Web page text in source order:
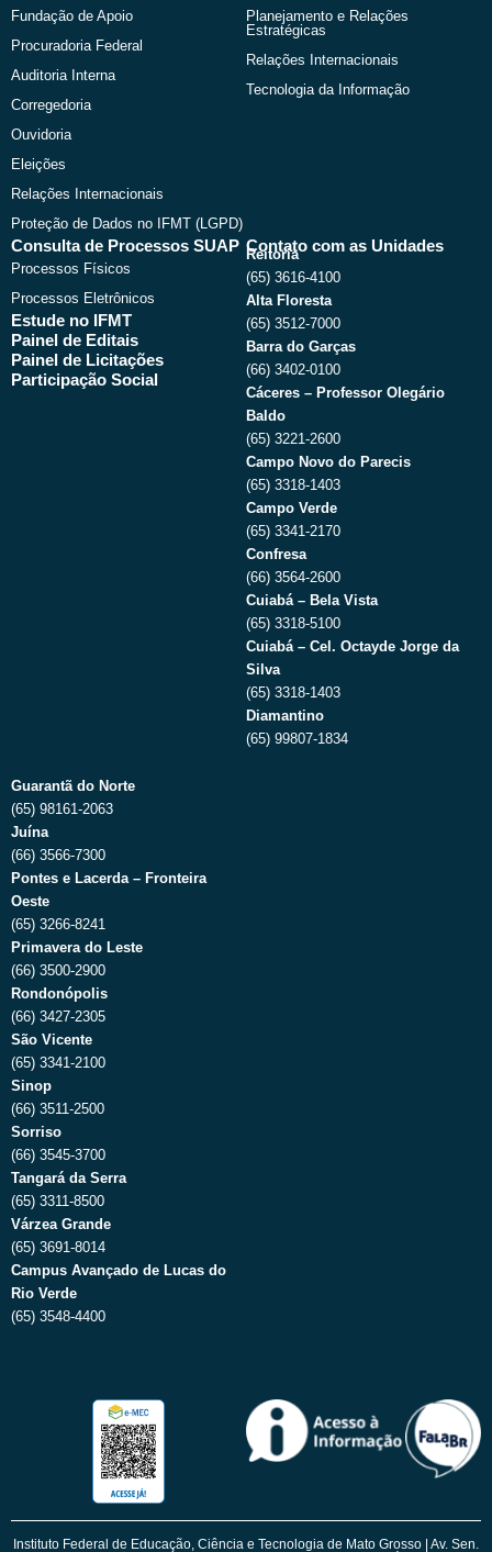
Fundação de Apoio
Procuradoria Federal
Auditoria Interna
Corregedoria
Ouvidoria
Eleições
Relações Internacionais
Proteção de Dados no IFMT (LGPD)
Planejamento e Relações
Estratégicas
Relações Internacionais
Tecnologia da Informação
Consulta de Processos SUAP
Processos Físicos
Processos Eletrônicos
Estude no IFMT
Painel de Editais
Painel de Licitações
Participação Social
Contato com as Unidades
Reitoria
(65) 3616-4100
Alta Floresta
(65) 3512-7000
Barra do Garças
(66) 3402-0100
Cáceres – Professor Olegário
Baldo
(65) 3221-2600
Campo Novo do Parecis
(65) 3318-1403
Campo Verde
(65) 3341-2170
Confresa
(66) 3564-2600
Cuiabá – Bela Vista
(65) 3318-5100
Cuiabá – Cel. Octayde Jorge da
Silva
(65) 3318-1403
Diamantino
(65) 99807-1834
Guarantã do Norte
(65) 98161-2063
Juína
(66) 3566-7300
Pontes e Lacerda – Fronteira
Oeste
(65) 3266-8241
Primavera do Leste
(66) 3500-2900
Rondonópolis
(66) 3427-2305
São Vicente
(65) 3341-2100
Sinop
(66) 3511-2500
Sorriso
(66) 3545-3700
Tangará da Serra
(65) 3311-8500
Várzea Grande
(65) 3691-8014
Campus Avançado de Lucas do
Rio Verde
(65) 3548-4400
Instituto Federal de Educação, Ciência e Tecnologia de Mato Grosso | Av. Sen.